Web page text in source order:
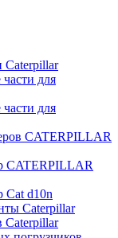
Caterpillar
для
для
CATERPILLAR
CATERPILLAR
Сat d10n
Caterpillar
Caterpillar